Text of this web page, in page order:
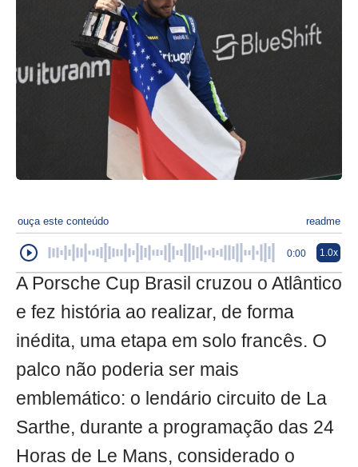
ouça este conteúdo readme
0:00 1.0x
A Porsche Cup Brasil cruzou o Atlântico
e fez história ao realizar, de forma
inédita, uma etapa em solo francês. O
palco não poderia ser mais
emblemático: o lendário circuito de La
Sarthe, durante a programação das 24
Horas de Le Mans, considerado o